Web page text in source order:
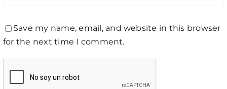
Save my name, email, and website in this browser
for the next time I comment.